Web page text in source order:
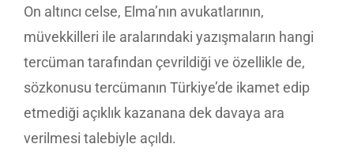
On altıncı celse, Elma’nın avukatlarının,
müvekkilleri ile aralarındaki yazışmaların hangi
tercüman tarafından çevrildiği ve özellikle de,
sözkonusu tercümanın Türkiye’de ikamet edip
etmediği açıklık kazanana dek davaya ara
verilmesi talebiyle açıldı.